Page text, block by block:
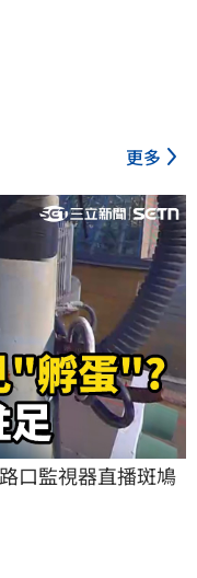
更多
口監視器直播斑鳩